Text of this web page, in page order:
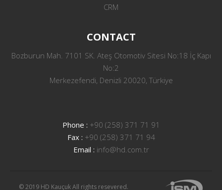
CRM
CONTACT
Bozburun Mah. 7101 SK. Ateş Otomotiv Sitesi No:18 İç Kapı
No:2
Merkezefendi, Denizli 20020, Türkiye
Phone : +90 (258) 371 71 91
Fax : +90 (258) 371 71 94
Email : info@hd.com.tr
© 2019 HD Kauçuk All rights resevered.